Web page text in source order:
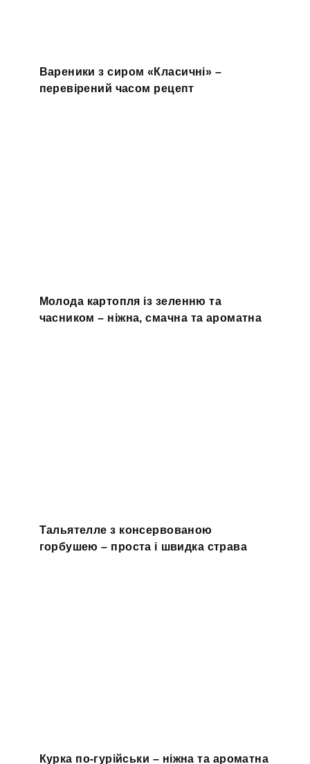
Вареники з сиром «Класичні» –
перевірений часом рецепт
Молода картопля із зеленню та
часником – ніжна, смачна та ароматна
Тальятелле з консервованою
горбушею – проста і швидка страва
Курка по-гурійськи – ніжна та ароматна